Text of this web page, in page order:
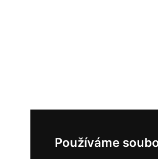
Používáme